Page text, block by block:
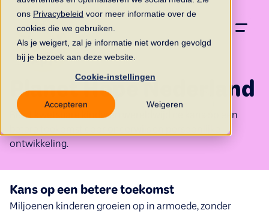
ons Privacybeleid voor meer informatie over de
cookies die we gebruiken.
Als je weigert, zal je informatie niet worden gevolgd
bij je bezoek aan deze website.
Cookie-instellingen
Accepteren Weigeren
Planet Hope Nederland
Biedt kwetsbare kinderen wereldwijd de kans op een
ontwikkeling.
Kans op een betere toekomst
Miljoenen kinderen groeien op in armoede, zonder